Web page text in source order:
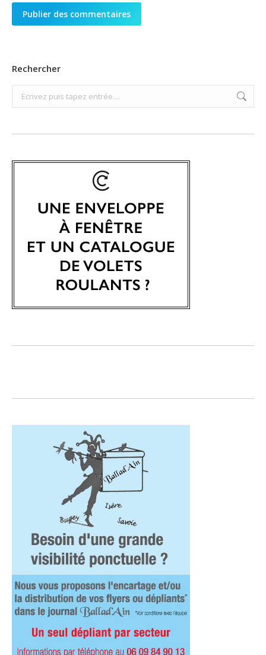
Publier des commentaires
Rechercher
Search: